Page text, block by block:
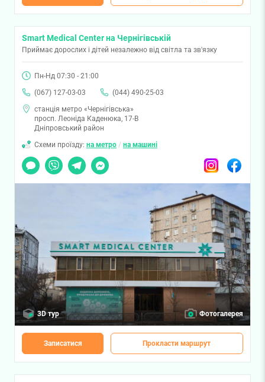
Smart Medical Center на Чернігівській
Приймає дорослих і дітей незалежно від світла та зв'язку
Пн-Нд 07:30 - 21:00
(067) 127-03-03
(044) 490-25-03
станція метро «Чернігівська»
просп. Леоніда Каденюка, 17-В
Дніпровський район
Схеми проїзду: на метро / на машині
Чат
Viber TelegramMessenger InstagramFacebook
3D тур Фотогалерея
Записатися Прокласти маршрут